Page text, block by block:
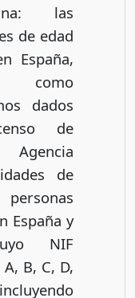
las
de edad
España,
como
dados
de
de
España y
NIF
B, C, D,